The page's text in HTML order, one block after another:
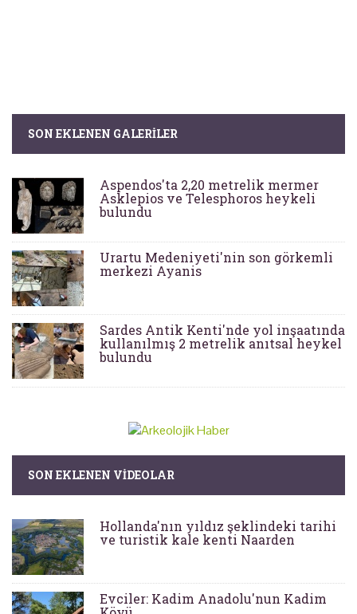
SON EKLENEN GALERILER
Aspendos'ta 2,20 metrelik mermer
Asklepios ve Telesphoros heykeli
bulundu
Urartu Medeniyeti'nin son görkemli
merkezi Ayanis
Sardes Antik Kenti'nde yol inşaatında
kullanılmış 2 metrelik anıtsal heykel
bulundu
SON EKLENEN VIDEOLAR
Hollanda'nın yıldız şeklindeki tarihi
ve turistik kale kenti Naarden
Evciler: Kadim Anadolu'nun Kadim